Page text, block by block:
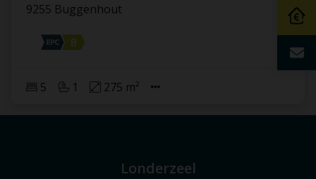
9255 Buggenhout
5 1 275 m²
Londerzeel